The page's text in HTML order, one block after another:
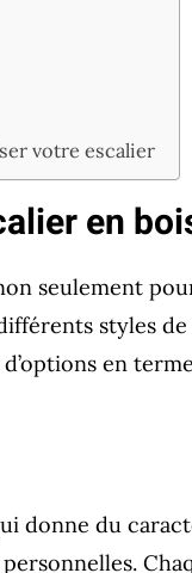
votre escalier
en
seulement
styles
en
donne du